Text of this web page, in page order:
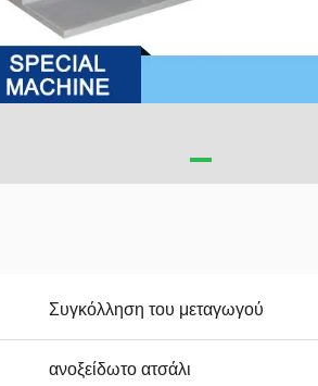
Συγκόλληση του μεταγωγού
ανοξείδωτο ατσάλι